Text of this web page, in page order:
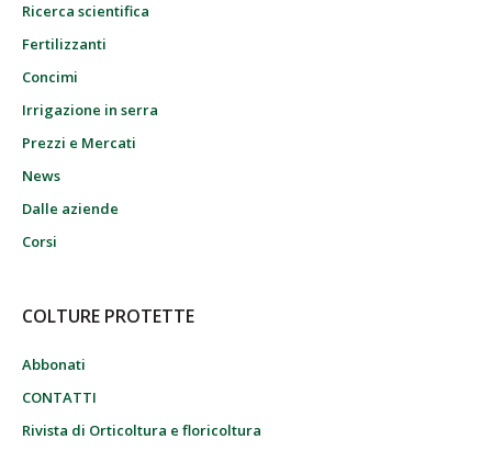
Ricerca scientifica
Fertilizzanti
Concimi
Irrigazione in serra
Prezzi e Mercati
News
Dalle aziende
Corsi
COLTURE PROTETTE
Abbonati
CONTATTI
Rivista di Orticoltura e floricoltura